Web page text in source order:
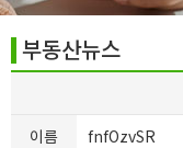
부동산뉴스
이름
fnfOzvSR